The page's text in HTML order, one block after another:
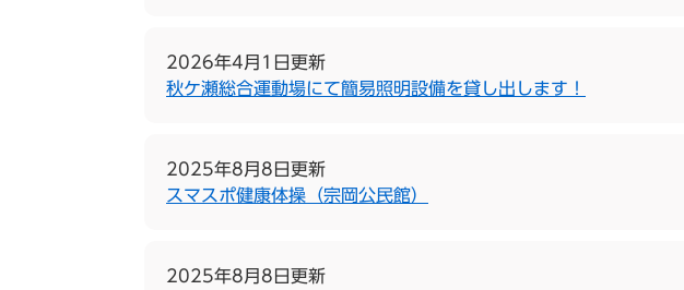
2026年4月1日更新
秋ケ瀬総合運動場にて簡易照明設備を貸し出します！
2025年8月8日更新
スマスポ健康体操（宗岡公民館）
2025年8月8日更新